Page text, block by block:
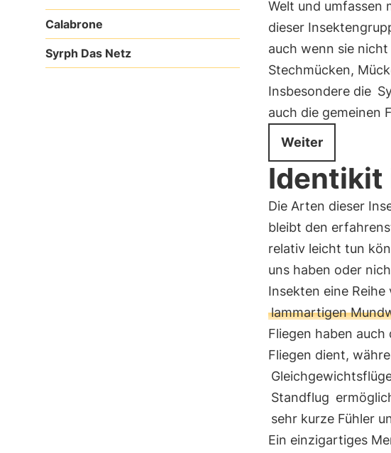
Calabrone
Syrph Das Netz
Welt und umfassen
dieser
auch wenn sie
Stechmücken,
Insbesondere die
auch die gemeinen
Weiter
Identikit
Die Arten dieser
bleibt den
relativ leicht tun
uns haben oder
Insekten eine
lammartigen
Fliegen haben auch
Fliegen dient,
Standflug
sehr kurze Fühler
Ein einzigartiges